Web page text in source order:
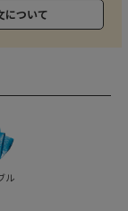
について
ル